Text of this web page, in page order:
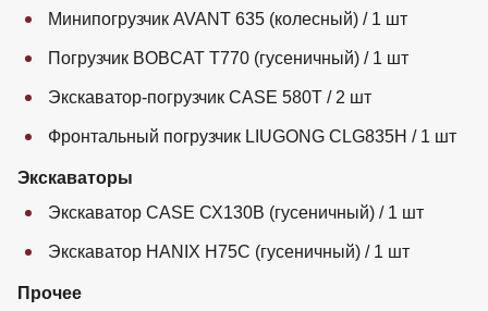
Минипогрузчик AVANT 635 (колесный) / 1 шт
Погрузчик BOBCAT Т770 (гусеничный) / 1 шт
Экскаватор-погрузчик CASE 580Т / 2 шт
Фронтальный погрузчик LIUGONG CLG835H / 1 шт
Экскаваторы
Экскаватор CASE СХ130В (гусеничный) / 1 шт
Экскаватор HANIX H75C (гусеничный) / 1 шт
Прочее